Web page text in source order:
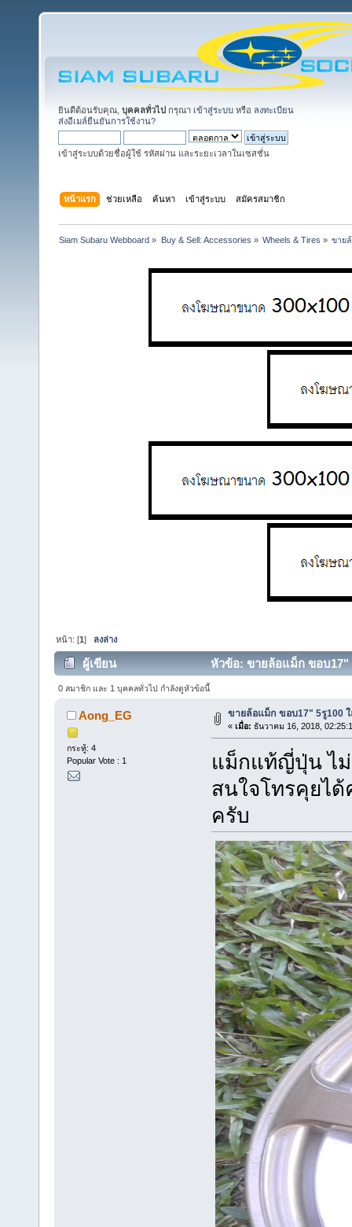
ยินดีต้อนรับคุณ, บุคคลทั่วไป กรุณา เข้าสู่ระบบ หรือ ลงทะเบียน
ส่งอีเมล์ยืนยันการใช้งาน?
เข้าสู่ระบบด้วยชื่อผู้ใช้ รหัสผ่าน และระยะเวลาในเซสชั่น
หน้าแรก ช่วยเหลือ ค้นหา เข้าสู่ระบบ สมัครสมาชิก
Siam Subaru Webboard » Buy & Sell: Accessories » Wheels & Tires » ขาย
หน้า: [1] ลงล่าง
ผู้เขียน หัวข้อ: ขายล้อแม็ก ขอบ17"
0 สมาชิก และ 1 บุคคลทั่วไป กำลังดูหัวข้อนี้
Aong_EG
กระทู้: 4
Popular Vote : 1
ขายล้อแม็ก ขอบ17" 5รู100
« เมื่อ: ธันวาคม 16, 2018,
แม็กแท้ญี่ปุ่น ไม่
สนใจโทรคุยได้
ครับ